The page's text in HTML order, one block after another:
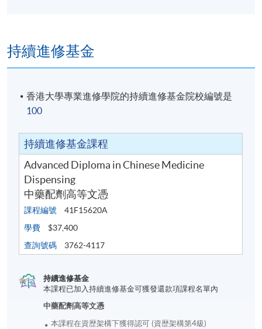
持續進修基金
香港大學專業進修學院的持續進修基金院校編號是
100
持續進修基金課程
Advanced Diploma in Chinese Medicine
Dispensing
中藥配劑高等文憑
課程編號
41F15620A
學費
$37,400
查詢號碼
3762-4117
持續進修基金
本課程已加入持續進修基金可獲發還款項課程名單內
中藥配劑高等文憑
本課程在資歴架構下獲得認可 (資歴架構第4級)